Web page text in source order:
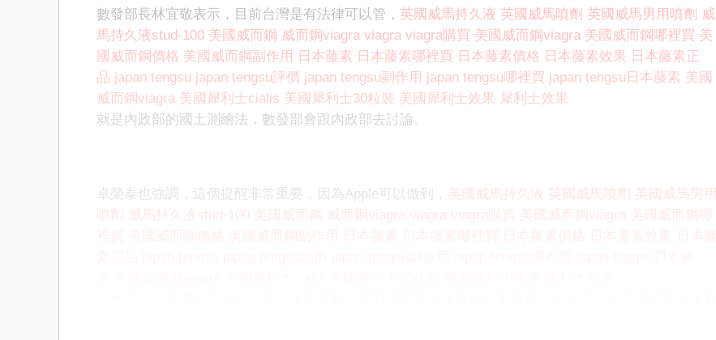
數發部長林宜敬表示，目前台灣是有法律可以管， 英國威馬持久液 英國威馬噴劑 英國威馬男用噴劑 威
馬持久液stud-100 美國威而鋼 威而鋼viagra viagra viagra購買 美國威而鋼viagra 美國威而鋼哪裡買 美
國威而鋼價格 美國威而鋼副作用 日本藤素 日本藤素哪裡買 日本藤素價格 日本藤素效果 日本藤素正
品 japan tengsu japan tengsu評價 japan tengsu副作用 japan tengsu哪裡買 japan tengsu日本藤素 美國
威而鋼viagra 美國犀利士cialis 美國犀利士30粒裝 美國犀利士效果 犀利士效果
就是內政部的國土測繪法，數發部會跟內政部去討論。
卓榮泰也強調，這個提醒非常重要，因為Apple可以做到， 英國威馬持久液 英國威馬噴劑
英國威馬男用